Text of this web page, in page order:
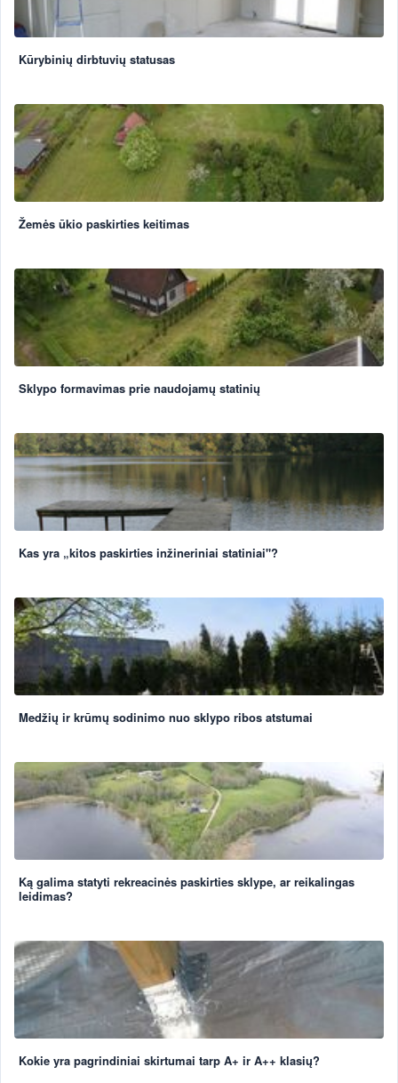
Kūrybinių dirbtuvių statusas
Žemės ūkio paskirties keitimas
Sklypo formavimas prie naudojamų statinių
Kas yra „kitos paskirties inžineriniai statiniai"?
Medžių ir krūmų sodinimo nuo sklypo ribos atstumai
Ką galima statyti rekreacinės paskirties sklype, ar reikalingas
leidimas?
Kokie yra pagrindiniai skirtumai tarp A+ ir A++ klasių?